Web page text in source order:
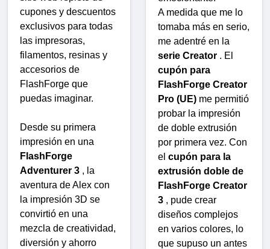
cupones y descuentos
exclusivos para todas
las impresoras,
filamentos, resinas y
accesorios de
FlashForge que
puedas imaginar.
Desde su primera
impresión en una
FlashForge
Adventurer 3 , la
aventura de Alex con
la impresión 3D se
convirtió en una
mezcla de creatividad,
diversión y ahorro
A medida que me lo
tomaba más en serio,
me adentré en la
serie Creator . El
cupón para
FlashForge Creator
Pro (UE) me permitió
probar la impresión
de doble extrusión
por primera vez. Con
el cupón para la
extrusión doble de
FlashForge Creator
3 , pude crear
diseños complejos
en varios colores, lo
que supuso un antes